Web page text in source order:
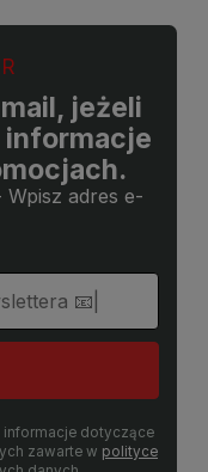
jeżeli
adres e-
informacje dotyczące
zawarte w polityce